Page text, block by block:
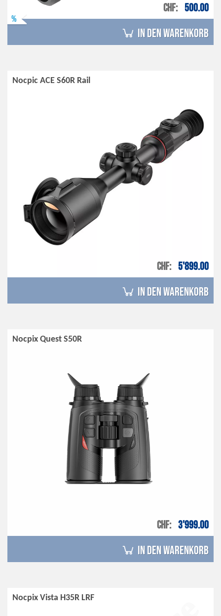
%
CHF 500.00
in den Warenkorb
Nocpic ACE S60R Rail
CHF 5'899.00
in den Warenkorb
Nocpix Quest S50R
CHF 3'999.00
in den Warenkorb
Nocpix Vista H35R LRF